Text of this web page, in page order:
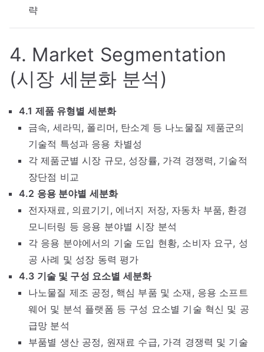
략
4. Market Segmentation
(시장 세분화 분석)
4.1 제품 유형별 세분화
금속, 세라믹, 폴리머, 탄소계 등 나노물질 제품군의
기술적 특성과 응용 차별성
각 제품군별 시장 규모, 성장률, 가격 경쟁력, 기술적
장단점 비교
4.2 응용 분야별 세분화
전자재료, 의료기기, 에너지 저장, 자동차 부품, 환경
모니터링 등 응용 분야별 시장 분석
각 응용 분야에서의 기술 도입 현황, 소비자 요구, 성
공 사례 및 성장 동력 평가
4.3 기술 및 구성 요소별 세분화
나노물질 제조 공정, 핵심 부품 및 소재, 응용 소프트
웨어 및 분석 플랫폼 등 구성 요소별 기술 혁신 및 공
급망 분석
부품별 생산 공정, 원재료 수급, 가격 경쟁력 및 기술